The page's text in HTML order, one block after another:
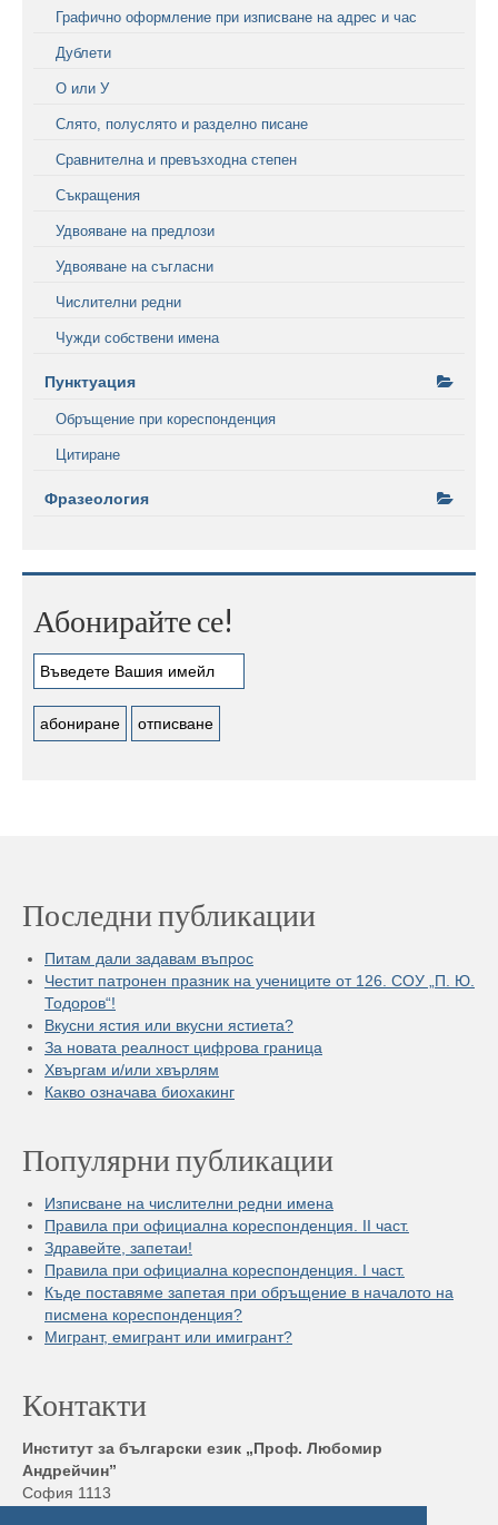
Графично оформление при изписване на адрес и час
Дублети
О или У
Слято, полуслято и разделно писане
Сравнителна и превъзходна степен
Съкращения
Удвояване на предлози
Удвояване на съгласни
Числителни редни
Чужди собствени имена
Пунктуация
Обръщение при кореспонденция
Цитиране
Фразеология
Абонирайте се!
Последни публикации
Питам дали задавам въпрос
Честит патронен празник на учениците от 126. СОУ „П. Ю.
Тодоров“!
Вкусни ястия или вкусни ястиета?
За новата реалност цифрова граница
Хвъргам и/или хвърлям
Какво означава биохакинг
Популярни публикации
Изписване на числителни редни имена
Правила при официална кореспонденция. II част.
Здравейте, запетаи!
Правила при официална кореспонденция. I част.
Къде поставяме запетая при обръщение в началото на
писмена кореспонденция?
Мигрант, емигрант или имигрант?
Контакти
Институт за български език „Проф. Любомир
Андрейчин”
София 1113